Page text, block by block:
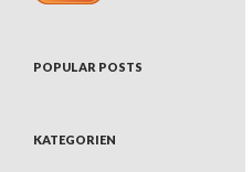
POPULAR POSTS
KATEGORIEN